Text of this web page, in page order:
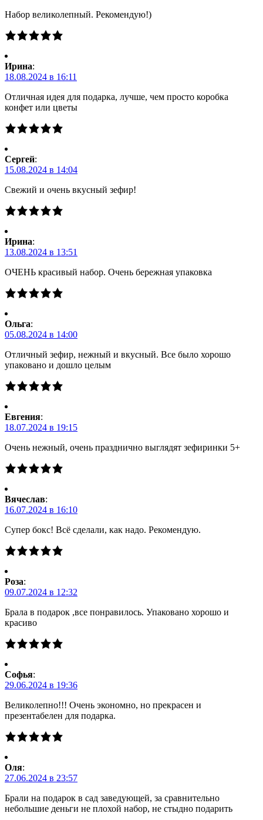
Набор великолепный. Рекомендую!)
Ирина:
18.08.2024 в 16:11
Отличная идея для подарка, лучше, чем просто коробка
конфет или цветы
Сергей:
15.08.2024 в 14:04
Свежий и очень вкусный зефир!
Ирина:
13.08.2024 в 13:51
ОЧЕНЬ красивый набор. Очень бережная упаковка
Ольга:
05.08.2024 в 14:00
Отличный зефир, нежный и вкусный. Все было хорошо
упаковано и дошло целым
Евгения:
18.07.2024 в 19:15
Очень нежный, очень празднично выглядят зефиринки 5+
Вячеслав:
16.07.2024 в 16:10
Супер бокс! Всё сделали, как надо. Рекомендую.
Роза:
09.07.2024 в 12:32
Брала в подарок ,все понравилось. Упаковано хорошо и
красиво
Софья:
29.06.2024 в 19:36
Великолепно!!! Очень экономно, но прекрасен и
презентабелен для подарка.
Оля:
27.06.2024 в 23:57
Брали на подарок в сад заведующей, за сравнительно
небольшие деньги не плохой набор, не стыдно подарить